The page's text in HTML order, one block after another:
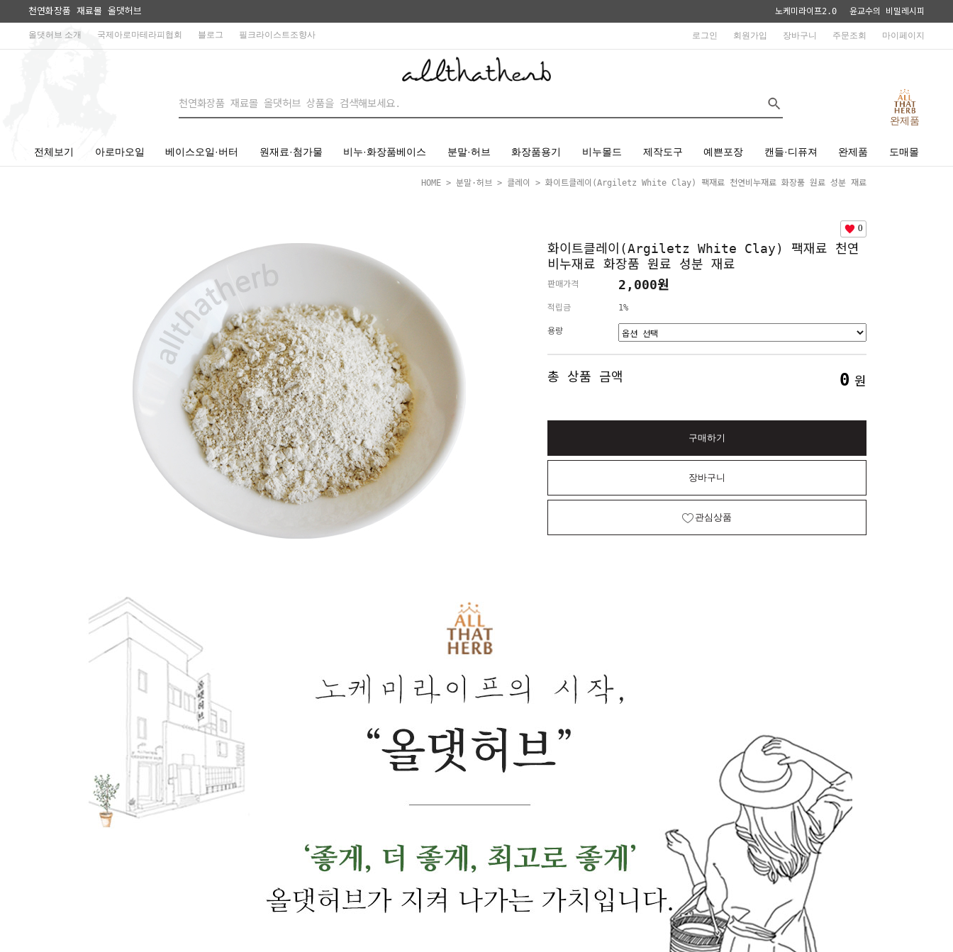
천연화장품 재료몰 올댓허브 노케미라이프2.0 윤교수의 비밀레시피
올댓허브 소개 국제아로마테라피협회 블로그 필크라이스트조향사 로그인 회원가입 장바구니 주문조회 마이페이지
완제품
전체보기 아로마오일 베이스오일·버터 원재료·첨가물 비누·화장품베이스 분말·허브 화장품용기 비누몰드 제작도구 예쁜포장 캔들·디퓨져 완제품 도매몰
HOME > 분말·허브 > 클레이 > 화이트클레이(Argiletz White Clay) 팩재료 천연비누재료 화장품 원료 성분 재료
0
화이트클레이(Argiletz White Clay) 팩재료 천연
비누재료 화장품 원료 성분 재료
판매가격 2,000원
적립금 1%
용량
총 상품 금액 0 원
구매하기
장바구니
관심상품